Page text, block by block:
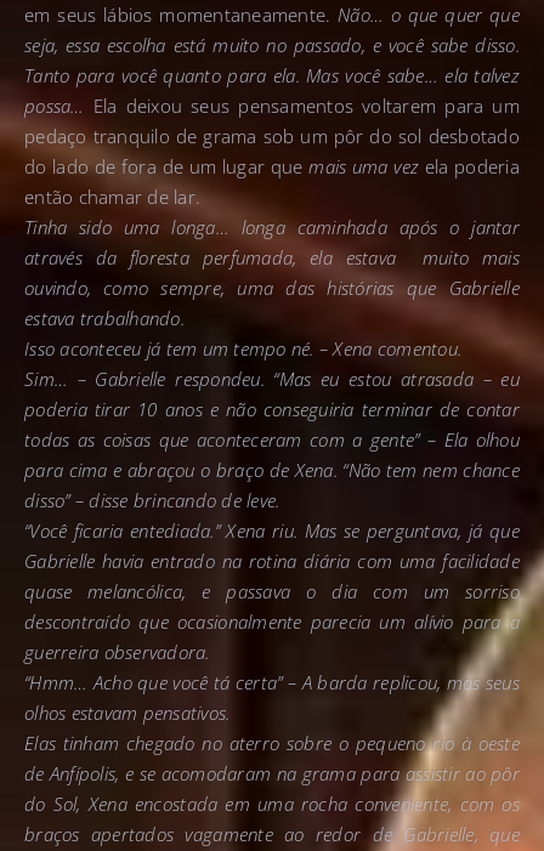
em seus lábios momentaneamente.Não… o que quer que
seja, essa escolha está muito no passado, e você sabe disso.
Tanto para você quanto para ela. Mas você sabe… ela talvez
possa… Ela deixou seus pensamentos voltarem para um
pedaço tranquilo de grama sob um pôr do sol desbotado
do lado de fora de um lugar quemais uma vez ela poderia
então chamar de lar.
Tinha sido uma longa… longa caminhada após o jantar
através da floresta perfumada, ela estava muito mais
ouvindo, como sempre, uma das histórias que Gabrielle
estava trabalhando.
Isso aconteceu já tem um tempo né. – Xena comentou.
Sim… – Gabrielle respondeu. “Mas eu estou atrasada – eu
poderia tirar 10 anos e não conseguiria terminar de contar
todas as coisas que aconteceram com a gente” – Ela olhou
para cima e abraçou o braço de Xena. “Não tem nem chance
disso” – disse brincando de leve.
“Você ficaria entediada.” Xena riu. Mas se perguntava, já que
Gabrielle havia entrado na rotina diária com uma facilidade
quase melancólica, e passava o dia com um sorriso
descontraído que ocasionalmente parecia um alívio para a
guerreira observadora.
“Hmm… Acho que você tá certa” – A barda replicou, mas seus
olhos estavam pensativos.
Elas tinham chegado no aterro sobre o pequeno rio à oeste
de Anfípolis, e se acomodaram na grama para assistir ao pôr
do Sol, Xena encostada em uma rocha conveniente, com os
braços apertados vagamente ao redor de Gabrielle, que